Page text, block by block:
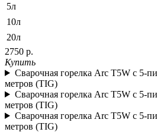
5л
10л
20л
2750 р.
Купить
Сварочная горелка Arc T5W с 5-
метров (TIG)
Сварочная горелка Arc T5W с 5-
метров (TIG)
Сварочная горелка Arc T5W с 5-
метров (TIG)